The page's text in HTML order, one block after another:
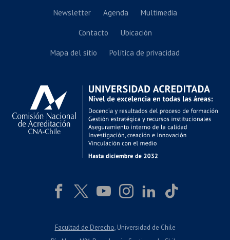
Newsletter Agenda Multimedia
Contacto Ubicación
Mapa del sitio Política de privacidad
Facultad de Derecho, Universidad de Chile